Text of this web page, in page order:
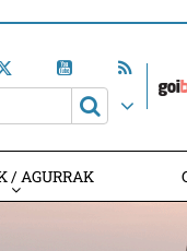
/ AGURRAK